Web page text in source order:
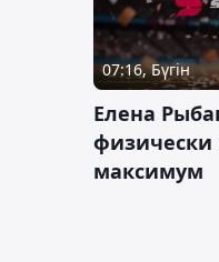
07:16, Бүгін
Елена
физически
максимум